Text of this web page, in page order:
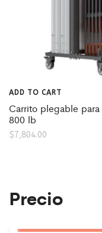
ADD TO CART
Carrito plegable
800 lb
$7,804.00
Precio